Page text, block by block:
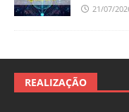
21/07/
REALIZAÇÃO